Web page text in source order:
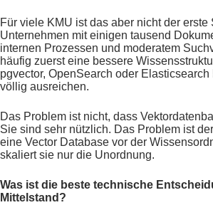
Für viele KMU ist das aber nicht der erste
Unternehmen mit einigen tausend
internen Prozessen und moderatem
häufig zuerst eine bessere
pgvector, OpenSearch oder Elasticsearch
völlig ausreichen.
Das Problem ist nicht, dass
Sie sind sehr nützlich. Das Problem ist
eine Vector Database vor der
skaliert sie nur die Unordnung.
Was ist die beste technische
Mittelstand?